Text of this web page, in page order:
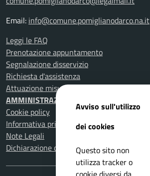
Email: info@comune.pomiglianodarco.na.it
Leggi le FAQ
Prenotazione appuntamento
Segnalazione disservizio
Richiesta d'assistenza
Attuazione misure PNRR
AMMINISTRAZIONE TRASPARENTE
Cookie policy
Informativa privacy
Note Legali
Dichiarazione di accessibilità
Avviso sull'utilizzo
dei cookies
Questo sito non
utilizza tracker o